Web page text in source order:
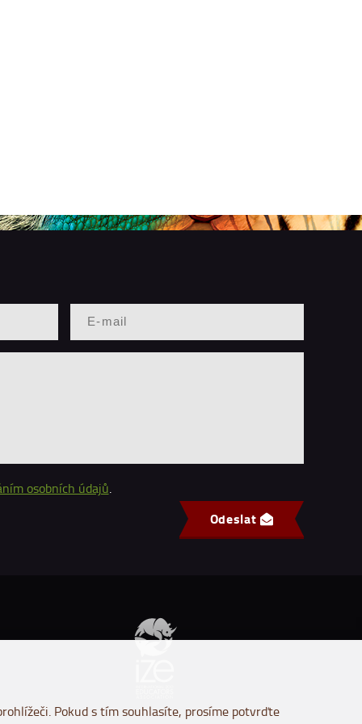
osobních údajů.
Odeslat
Pokud s tím souhlasíte, prosíme potvrďte